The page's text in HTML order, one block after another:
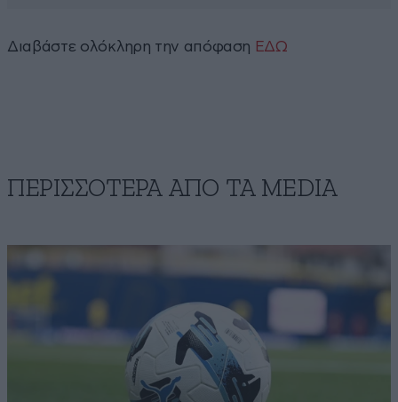
Διαβάστε ολόκληρη την απόφαση ΕΔΩ
ΠΕΡΙΣΣΟΤΕΡΑ ΑΠΟ ΤA MEDIA